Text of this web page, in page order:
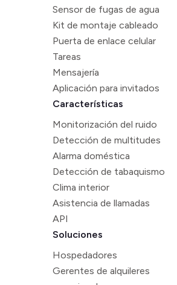
Sensor de fugas de agua
Kit de montaje cableado
Puerta de enlace celular
Tareas
Mensajería
Aplicación para invitados
Características
Monitorización del ruido
Detección de multitudes
Alarma doméstica
Detección de tabaquismo
Clima interior
Asistencia de llamadas
API
Soluciones
Hospedadores
Gerentes de alquileres